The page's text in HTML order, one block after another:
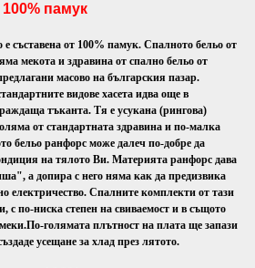
памук
съставена от 100% памук. Спалното бельо от
мекота и здравина от спално бельо от
масово на българския пазар.
видове хасета идва още в
тъканта. Тя е усукана (рингова)
от стандартната здравина и по-малка
бельо ранфорс може далеч по-добре да
на тялото Ви. Материята ранфорс дава
а допира с него няма как да предизвика
електричество. Спалните комплекти от тази
с по-ниска степен на свиваемост и в същото
По-голямата плътност на плата ще запази
усещане за хлад през лятото.